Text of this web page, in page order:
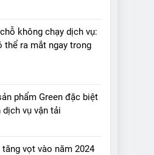
không chạy dịch vụ:
thể ra mắt ngay trong
phẩm Green đặc biệt
vụ vận tải
vọt vào năm 2024